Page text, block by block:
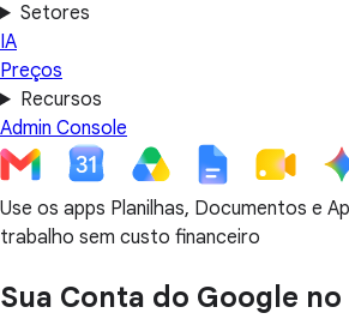
Setores
IA
Preços
Recursos
Admin Console
Use os apps Planilhas, Documentos e
trabalho sem custo financeiro
Sua Conta do Google